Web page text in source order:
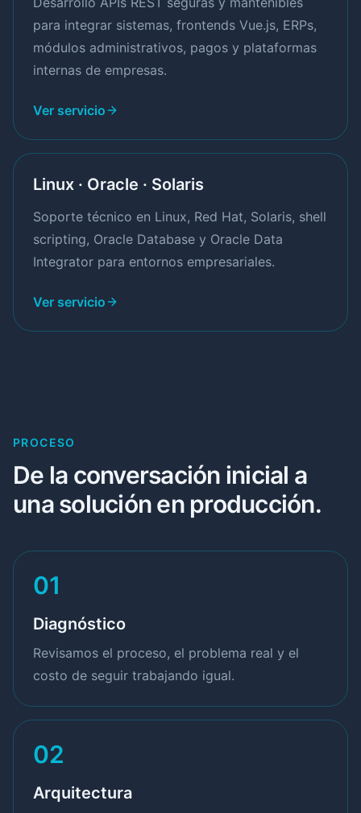
para integrar sistemas, frontends Vue.js, ERPs,
módulos administrativos, pagos y plataformas
internas de empresas.
Ver servicio
Linux · Oracle · Solaris
Soporte técnico en Linux, Red Hat, Solaris, shell
scripting, Oracle Database y Oracle Data
Integrator para entornos empresariales.
Ver servicio
PROCESO
De la conversación inicial a
una solución en producción.
01
Diagnóstico
Revisamos el proceso, el problema real y el
costo de seguir trabajando igual.
02
Arquitectura